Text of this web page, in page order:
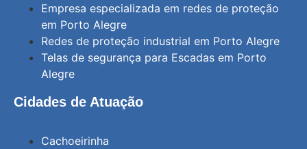
Empresa especializada em redes de proteção
em Porto Alegre
Redes de proteção industrial em Porto Alegre
Telas de segurança para Escadas em Porto
Alegre
Cidades de Atuação
Cachoeirinha